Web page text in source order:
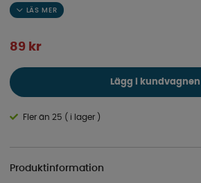
på plats.
89 kr
Lägg i kundvagnen
Fler än 25 ( i lager )
Produktinformation